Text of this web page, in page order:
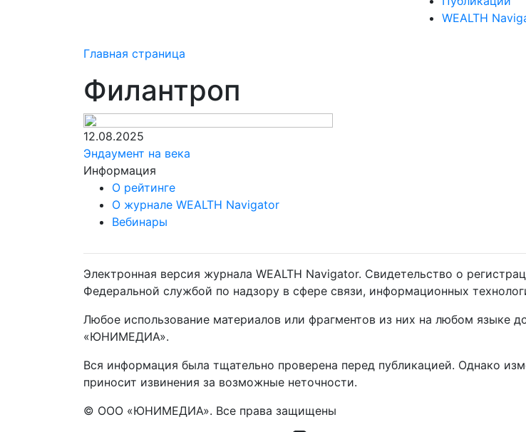
WEALTH
Главная страница
Филантроп
12.08.2025
Эндаумент на века
Информация
О рейтинге
О журнале WEALTH Navigator
Вебинары
Электронная версия журнала WEALTH Navigator. Свидетельство о
Федеральной службой по надзору в сфере связи, информационных
Любое использование материалов или фрагментов из них на любом языке
«ЮНИМЕДИА».
Вся информация была тщательно проверена перед публикацией. Однако
приносит извинения за возможные неточности.
© ООО «ЮНИМЕДИА». Все права защищены